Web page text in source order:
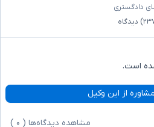
دادگستری
دیدگاه
است.
از این وکیل
مشاهده دیدگاه‌ها ( ۰